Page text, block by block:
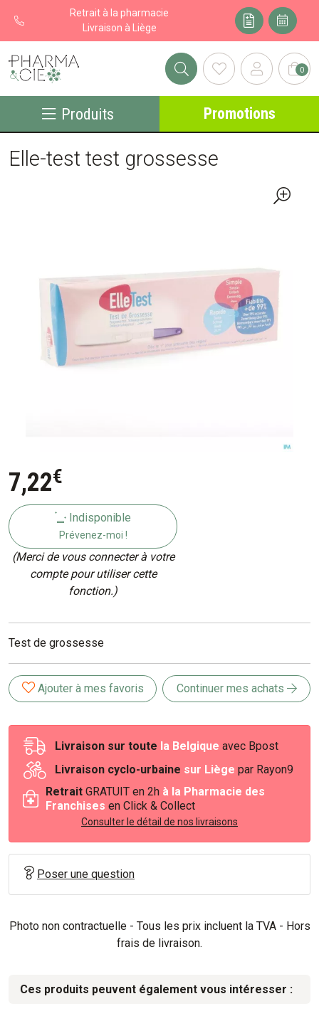
Retrait à la pharmacie
Livraison à Liège
Pharma&cie - Pharmacie des Franchises Votre export 0
Produits Promotions
Elle-test test grossesse
7,22€
Indisponible
Prévenez-moi !
(Merci de vous connecter à votre
compte pour utiliser cette
fonction.)
Test de grossesse
Ajouter à mes favoris Continuer mes achats
Livraison sur toute la Belgique avec Bpost
Livraison cyclo-urbaine sur Liège par Rayon9
Retrait GRATUIT en 2h à la Pharmacie des
Franchises en Click & Collect
Consulter le détail de nos livraisons
Poser une question
Photo non contractuelle - Tous les prix incluent la TVA - Hors
frais de livraison.
Ces produits peuvent également vous intéresser :